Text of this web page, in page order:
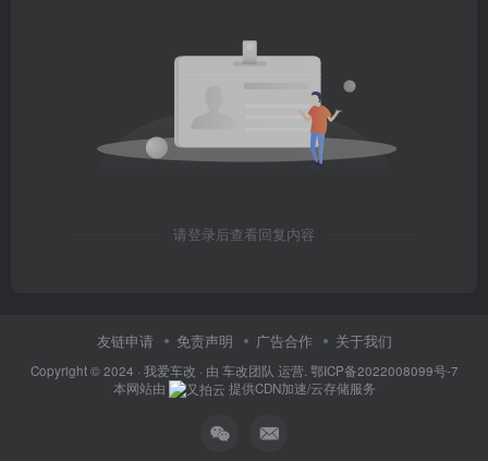
请登录后查看回复内容
友链申请 免责声明 广告合作 关于我们
Copyright © 2024 · 我爱车改 · 由 车改团队 运营. 鄂ICP备2022008099号-7
本网站由
提供CDN加速/云存储服务